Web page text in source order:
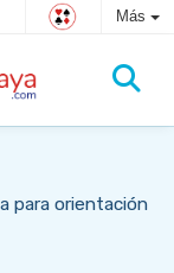
Más
para orientación